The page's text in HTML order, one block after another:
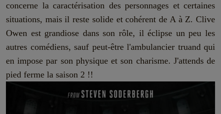
concerne la caractérisation des personnages et certaines
situations, mais il reste solide et cohérent de A à Z. Clive
Owen est grandiose dans son rôle, il éclipse un peu les
autres comédiens, sauf peut-être l'ambulancier truand qui
en impose par son physique et son charisme. J'attends de
pied ferme la saison 2 !!